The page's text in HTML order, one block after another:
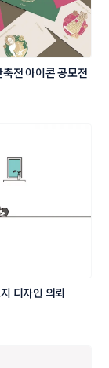
전 아이콘 공모전
디자인 의뢰